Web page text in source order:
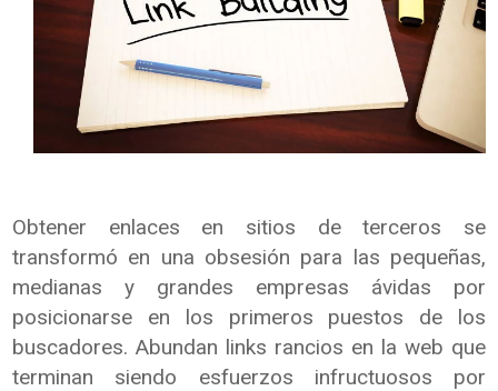
Obtener enlaces en sitios de terceros se
transformó en una obsesión para las pequeñas,
medianas y grandes empresas ávidas por
posicionarse en los primeros puestos de los
buscadores. Abundan links rancios en la web que
terminan siendo esfuerzos infructuosos por